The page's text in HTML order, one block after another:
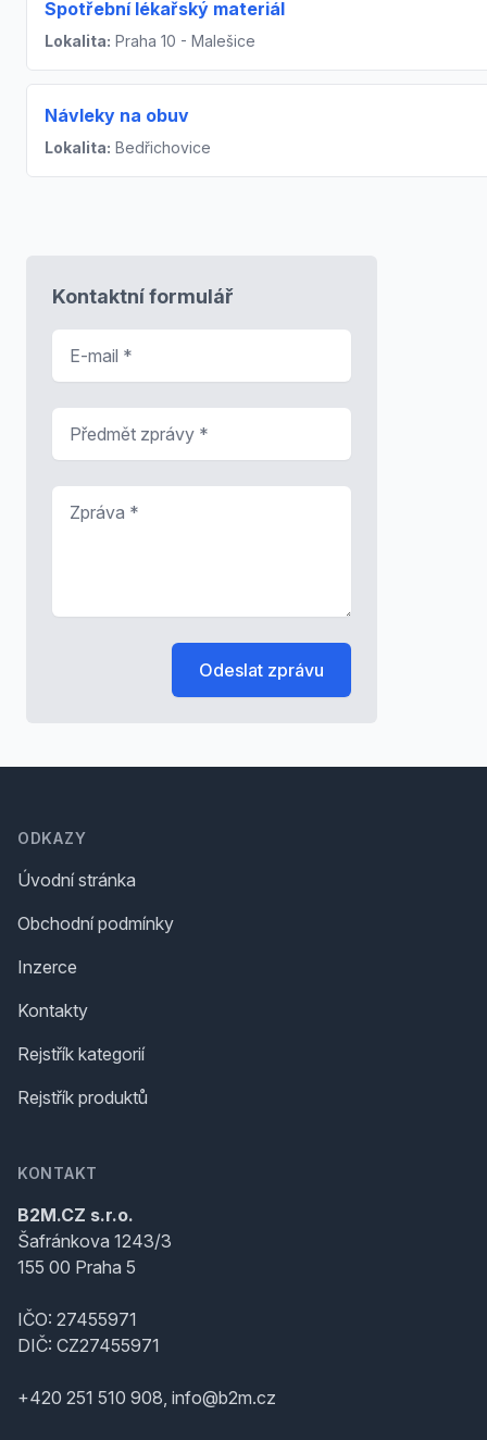
Spotřební lékařský materiál
Lokalita: Praha 10 - Malešice
Návleky na obuv
Lokalita: Bedřichovice
Kontaktní formulář
Odeslat zprávu
ODKAZY
Úvodní stránka
Obchodní podmínky
Inzerce
Kontakty
Rejstřík kategorií
Rejstřík produktů
KONTAKT
B2M.CZ s.r.o.
Šafránkova 1243/3
155 00 Praha 5
IČO: 27455971
DIČ: CZ27455971
+420 251 510 908, info@b2m.cz